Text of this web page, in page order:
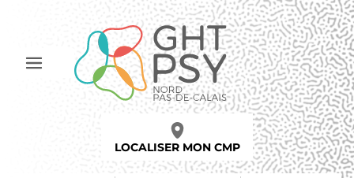
principal
Afficher
LOCALISER MON CMP